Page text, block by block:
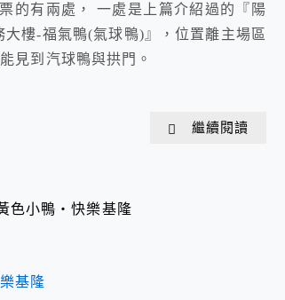
的有兩處， 一處是上篇介紹過的『陽
樓-福氣鴨(氣球鴨)』，位置離主場區
見到汽球鴨與拱門。
繼續閱讀
色小鴨‧快樂基隆